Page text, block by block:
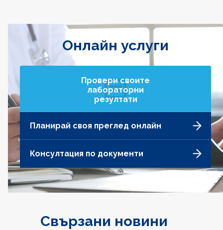
Онлайн услуги
Провери своите
лабораторни
резултати
Планирай своя преглед онлайн
Консултация по документи
Свързани новини